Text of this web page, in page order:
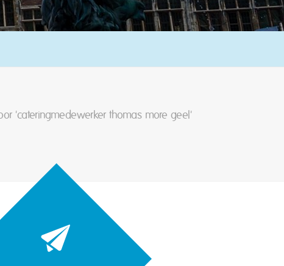
'cateringmedewerker thomas more geel'